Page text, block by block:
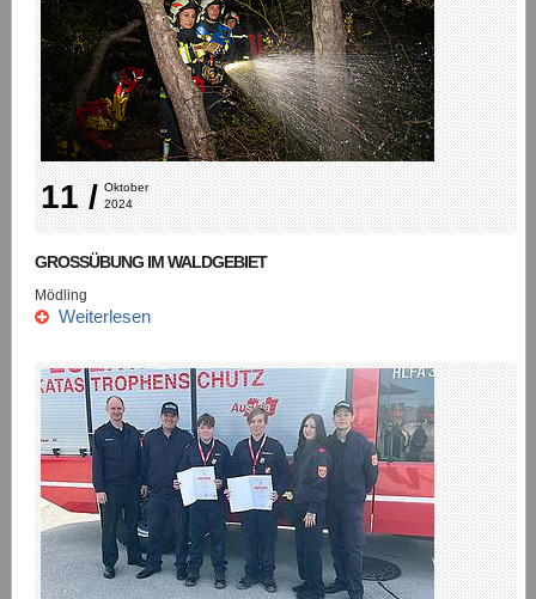
11 / Oktober
2024
GROSSÜBUNG IM WALDGEBIET
Mödling
Weiterlesen